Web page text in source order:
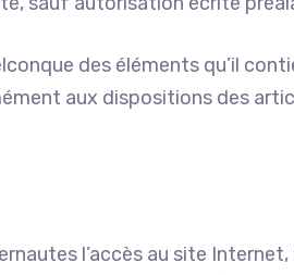
des éléments qu’il
aux dispositions des
l’accès au site